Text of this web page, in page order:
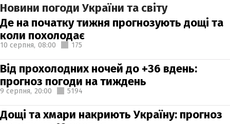
Новини погоди України та світу
Де на початку тижня прогнозують дощі та
коли похолодає
10 серпня, 08:00 175
Від прохолодних ночей до +36 вдень:
прогноз погоди на тиждень
9 серпня, 20:00 5194
Дощі та хмари накриють Україну: прогноз